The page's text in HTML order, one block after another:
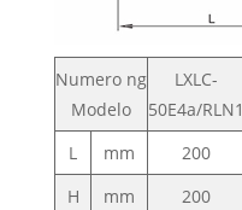
Numero ng
Modelo
LXLC-
50E4a/RLN1
L
mm 200
H
mm 200